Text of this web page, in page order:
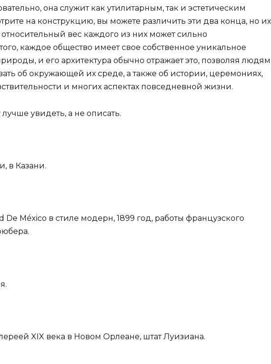
она служит как утилитарным, так и эстетическим
на конструкцию, вы можете различить эти два конца, но их
относительный вес каждого из них может сильно
каждое общество имеет свое собственное уникальное
и его архитектура обычно отражает это, позволяя людям
об окружающей их среде, а также об истории, церемониях,
и многих аспектах повседневной жизни.
увидеть, а не описать.
в Казани.
De México в стиле модерн, 1899 год, работы французского
XIX века в Новом Орлеане, штат Луизиана.